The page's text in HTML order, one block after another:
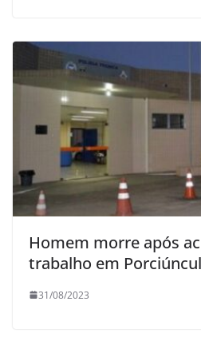
Homem morre após
trabalho em
31/08/2023